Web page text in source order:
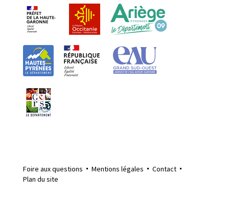
Foire aux questions Mentions légales
Contact
Plan du site